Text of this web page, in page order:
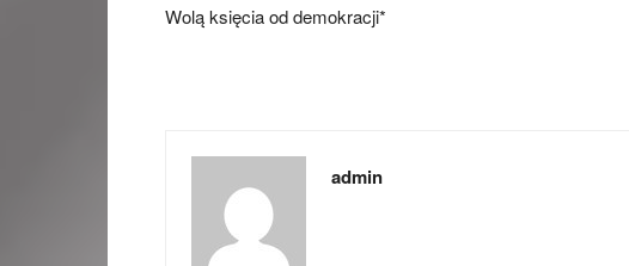
Wolą księcia od demokracji*
admin